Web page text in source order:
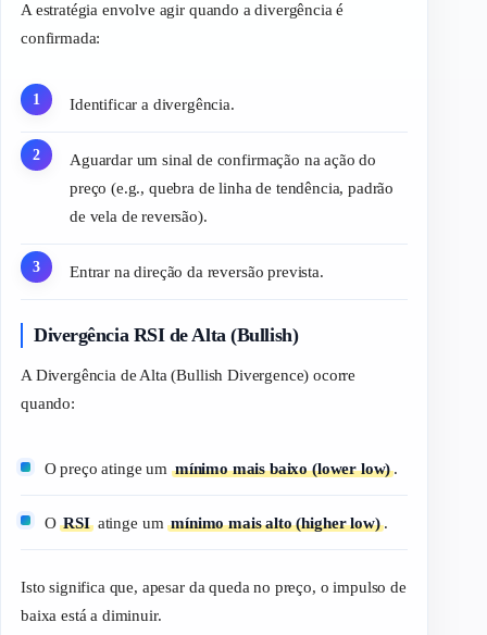
A estratégia envolve agir quando a divergência é
confirmada:
Identificar a divergência.
Aguardar um sinal de confirmação na ação do
preço (e.g., quebra de linha de tendência, padrão
de vela de reversão).
Entrar na direção da reversão prevista.
Divergência RSI de Alta (Bullish)
A Divergência de Alta (Bullish Divergence) ocorre
quando:
O preço atinge um mínimo mais baixo (lower low) .
ORSIatinge ummínimo mais alto (higher low).
Isto significa que, apesar da queda no preço, o impulso de
baixa está a diminuir.